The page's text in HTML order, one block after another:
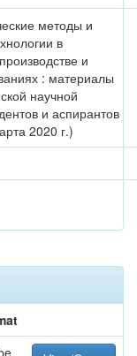
методы и
в
и
: материалы
научной
и аспирантов
2020 г.)